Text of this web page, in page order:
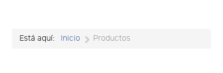
Está aquí: Inicio Productos